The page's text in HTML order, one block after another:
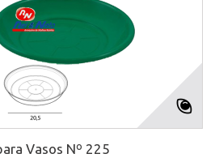
Vasos Nº 225